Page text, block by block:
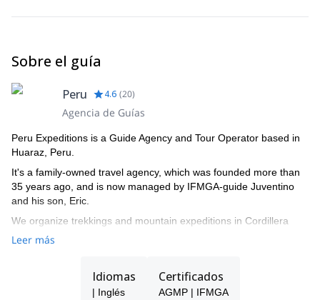
Sobre el guía
Peru 4.6 (20)
Agencia de Guías
Peru Expeditions is a Guide Agency and Tour Operator based in
Huaraz, Peru.
It's a family-owned travel agency, which was founded more than
35 years ago, and is now managed by IFMGA-guide Juventino
and his son, Eric.
We organize trekkings and mountain expeditions in Cordillera
Blanca, and all around Peru.
Leer más
Idiomas
| Inglés
Certificados
AGMP | IFMGA